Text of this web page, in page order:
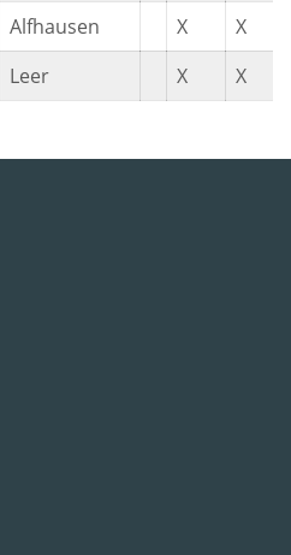
Alfhausen X
X
Leer X X